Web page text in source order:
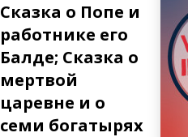
Сказка о Попе и
работнике его
Балде; Сказка о
мертвой
царевне и о
семи богатырях